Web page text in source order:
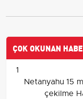
ÇOK OKUNAN
1
Netanyahu 15
çekilme